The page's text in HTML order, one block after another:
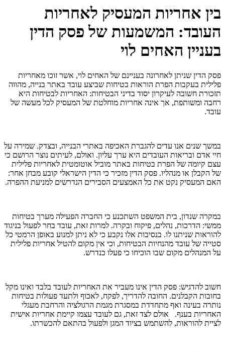
בין אחריות המעסיק לאחריות
העובד: המשמעות של פסק הדין
בעניין האחים לוי
פסק הדין שניתן לאחרונה בעניינם של האחים לוי, אשר זוכו מאחריות
פלילית בעקבות הפרת הוראות בטיחות שביצע עובד באתר בנייה, מהווה
תזכורת חשובה לעיקרון יסוד בדיני הבטיחות: האחריות לבטיחות היא
רחבה ומשותפת, אך אינה אחריות מוחלטת של המעסיק לכל מעשה של
עובד.
במשך שנים אנו עדים להגברת האכיפה באתרי הבנייה, ובצדק. שמירה על
חיי אדם ובריאות העובדים היא ערך עליון. ואולם, לעיתים נוצר הרושם כי
עצם קיומה של הפרת בטיחות באתר מוביל אוטומטית לאחריות פלילית
של הקבלן או מנהליו. פסק הדין מזכיר כי הדין הישראלי קובע מבחן אחר:
האם המעסיק נקט את כל האמצעים הסבירים הנדרשים למניעת ההפרה.
במקרה שנדון, בית המשפט השתכנע כי החברה הפעילה מערך בטיחות
ממשי: הדרכות, נהלים, פיקוח ובקרה. למרות זאת, עובד בחר לפעול בניגוד
להוראות שניתנו לו. בנסיבות אלו נקבע כי לא ניתן למנוע באופן הרמטי כל
סטייה של עובד מהנחיות הבטיחות, וכי אין מקום להטיל אחריות פלילית
על המנהלים מקום שבו הוכיחו כי פעלו כנדרש.
חשוב להדגיש: פסק הדין אינו מעביר את האחריות לעובד בלבד ואינו מקל
בחובות הקבלנים. החובה להדריך, לפקח, לאכוף ולתעד פעולות בטיחות
נותרה בעינה ואף מתחדדת במסגרת מגמת הרגולציה והרחבת מעגלי
האחריות בענף. אולם לצד זאת, גם לעובד עצמו קיימת אחריות אישית
לציית להוראות, להשתמש בציוד המגן ולפעול בהתאם להכשרתו.